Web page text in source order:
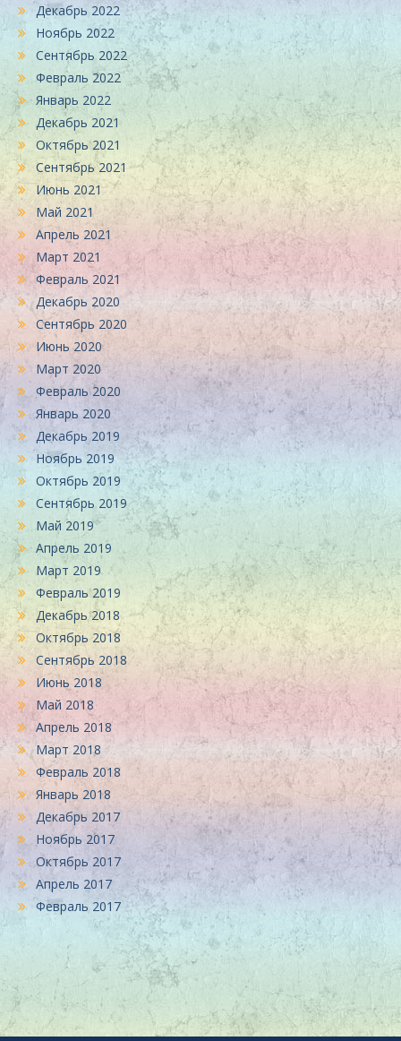
Декабрь 2022
Ноябрь 2022
Сентябрь 2022
Февраль 2022
Январь 2022
Декабрь 2021
Октябрь 2021
Сентябрь 2021
Июнь 2021
Май 2021
Апрель 2021
Март 2021
Февраль 2021
Декабрь 2020
Сентябрь 2020
Июнь 2020
Март 2020
Февраль 2020
Январь 2020
Декабрь 2019
Ноябрь 2019
Октябрь 2019
Сентябрь 2019
Май 2019
Апрель 2019
Март 2019
Февраль 2019
Декабрь 2018
Октябрь 2018
Сентябрь 2018
Июнь 2018
Май 2018
Апрель 2018
Март 2018
Февраль 2018
Январь 2018
Декабрь 2017
Ноябрь 2017
Октябрь 2017
Апрель 2017
Февраль 2017